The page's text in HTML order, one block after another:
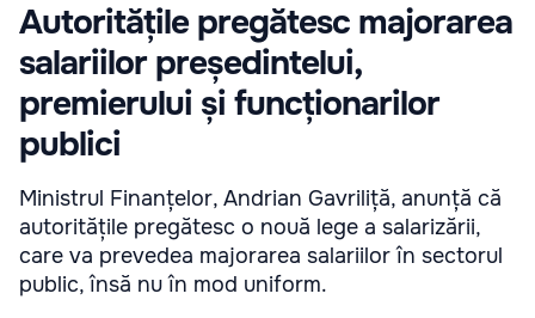
Autoritățile pregătesc majorarea
salariilor președintelui,
premierului și funcționarilor
publici
Ministrul Finanțelor, Andrian Gavriliță, anunță că
autoritățile pregătesc o nouă lege a salarizării,
care va prevedea majorarea salariilor în sectorul
public, însă nu în mod uniform.